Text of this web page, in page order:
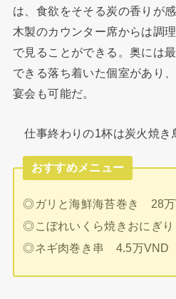
は、食欲をそそる炭の香りが
木製のカウンター席からは調
で見ることができる。奥には
できる落ち着いた個室があり
宴会も可能だ。
仕事終わりの1杯は炭火焼き
おすすめメニュー
◎ガリと海鮮海苔巻き 28
◎こぼれいくら焼きおにぎ
◎ネギ肉巻き串 4.5万VND